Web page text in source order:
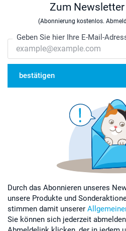
Zum
(Abonnierung kostenlos.
Geben Sie hier Ihre E-Mail-
bestätigen
Durch das Abonnieren unseres
unsere Produkte und
stimmen damit unserer
Sie können sich jederzeit